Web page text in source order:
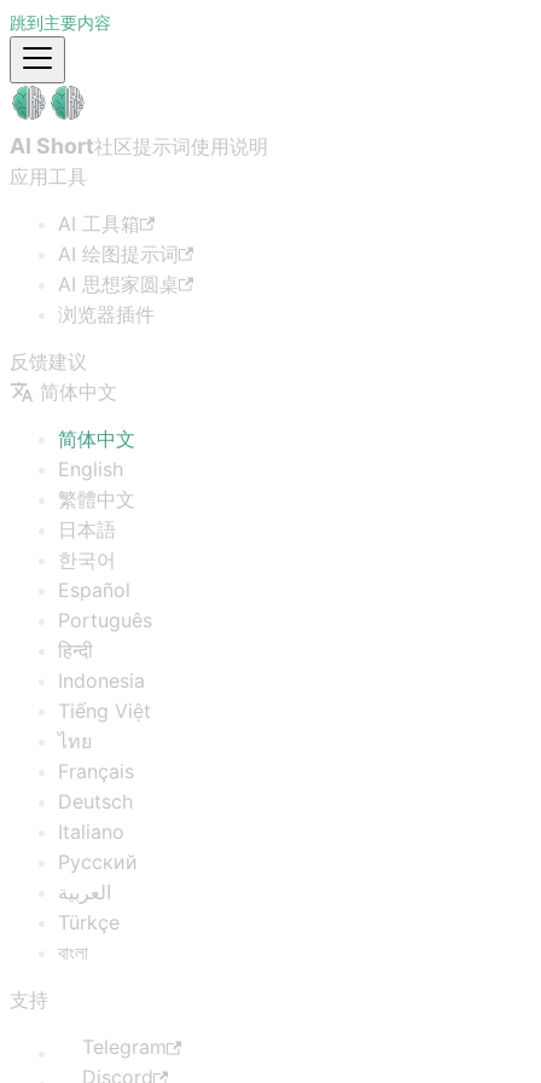
跳到主要内容
AI Short社区提示词使用说明
应用工具
AI 工具箱
AI 绘图提示词
AI 思想家圆桌
浏览器插件
反馈建议
简体中文
简体中文
English
繁體中文
日本語
한국어
Español
Português
हिन्दी
Indonesia
Tiếng Việt
ไทย
Français
Deutsch
Italiano
Русский
العربية
Türkçe
বাংলা
支持
Telegram
Discord